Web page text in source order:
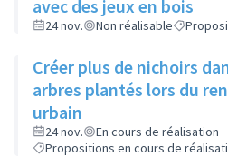
avec des jeux en bois
24 nov. Non réalisable
Créer plus de nichoirs dans les nouveaux
arbres plantés lors du
urbain
24 nov.
En cours de réalisation
Propositions en cours de